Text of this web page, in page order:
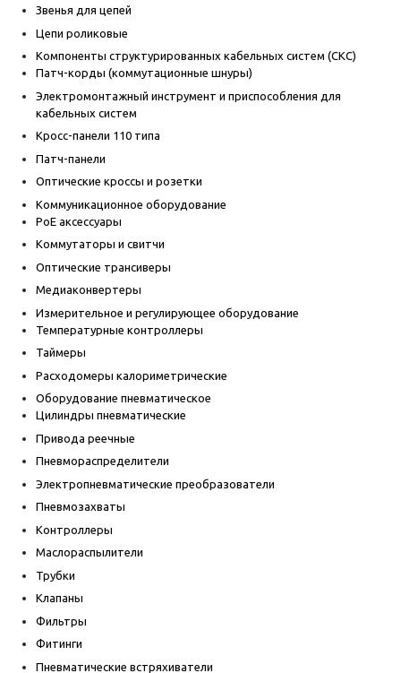
Звенья для цепей
Цепи роликовые
Компоненты структурированных кабельных систем (СКС)
Патч-корды (коммутационные шнуры)
Электромонтажный инструмент и приспособления для
кабельных систем
Кросс-панели 110 типа
Патч-панели
Оптические кроссы и розетки
Коммуникационное оборудование
PoE аксессуары
Коммутаторы и свитчи
Оптические трансиверы
Медиаконвертеры
Измерительное и регулирующее оборудование
Температурные контроллеры
Таймеры
Расходомеры калориметрические
Оборудование пневматическое
Цилиндры пневматические
Привода реечные
Пневмораспределители
Электропневматические преобразователи
Пневмозахваты
Контроллеры
Маслораспылители
Трубки
Клапаны
Фильтры
Фитинги
Пневматические встряхиватели